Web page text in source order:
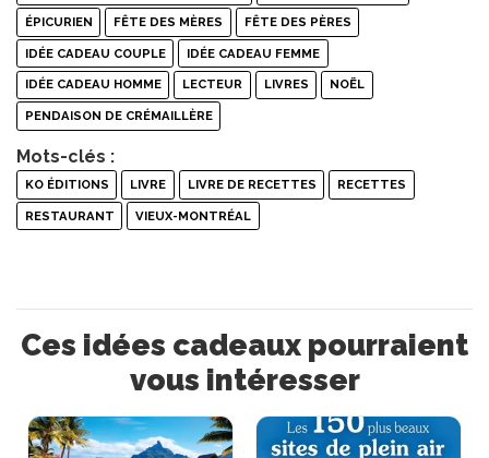
ÉPICURIEN FÊTE DES MÈRES FÊTE DES PÈRES
IDÉE CADEAU COUPLE IDÉE CADEAU FEMME
IDÉE CADEAU HOMME LECTEUR LIVRES NOËL
PENDAISON DE CRÉMAILLÈRE
Mots-clés :
KO ÉDITIONS LIVRE LIVRE DE RECETTES RECETTES
RESTAURANT VIEUX-MONTRÉAL
Ces idées cadeaux pourraient
vous intéresser